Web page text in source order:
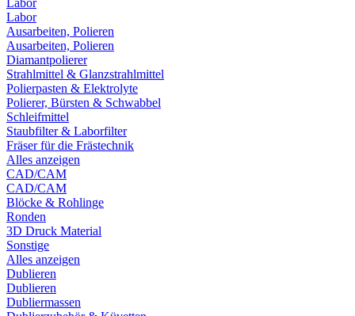
Labor
Labor
Ausarbeiten, Polieren
Ausarbeiten, Polieren
Diamantpolierer
Strahlmittel & Glanzstrahlmittel
Polierpasten & Elektrolyte
Polierer, Bürsten & Schwabbel
Schleifmittel
Staubfilter & Laborfilter
Fräser für die Frästechnik
Alles anzeigen
CAD/CAM
CAD/CAM
Blöcke & Rohlinge
Ronden
3D Druck Material
Sonstige
Alles anzeigen
Dublieren
Dublieren
Dubliermassen